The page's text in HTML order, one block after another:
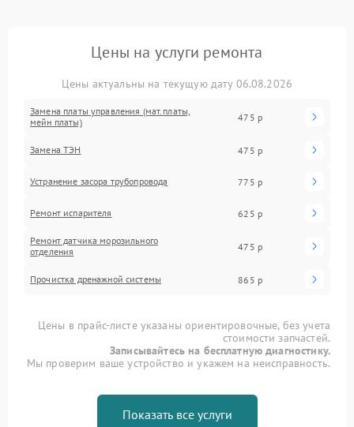
Цены на услуги ремонта
Цены актуальны на текущую дату 06.08.2026
Замена платы управления (мат.платы,
мейн платы)
475 р
Замена ТЭН 475 р
Устранение засора трубопровода 775 р
Ремонт испарителя 625 р
Ремонт датчика морозильного
отделения
475 р
Прочистка дренажной системы 865 р
Цены в прайс-листе указаны ориентировочные, без учета
стоимости запчастей.
Записывайтесь на бесплатную диагностику.
Мы проверим ваше устройство и укажем на неисправность.
Показать все услуги